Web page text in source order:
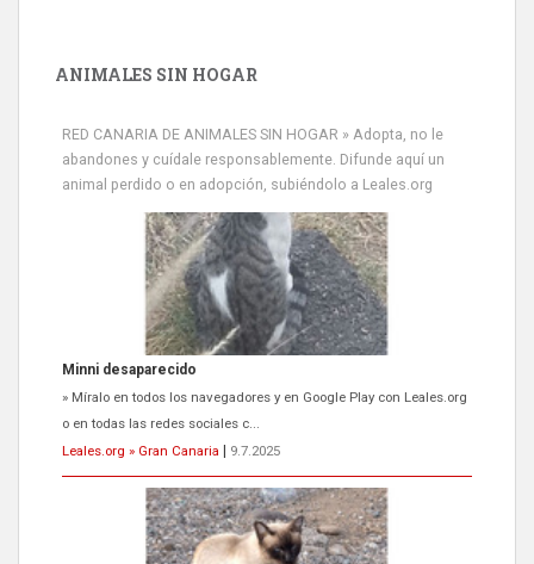
ANIMALES SIN HOGAR
RED CANARIA DE ANIMALES SIN HOGAR » Adopta, no le
abandones y cuídale responsablemente. Difunde aquí un
animal perdido o en adopción, subiéndolo a Leales.org
Minni desaparecido
» Míralo en todos los navegadores y en Google Play con Leales.org
o en todas las redes sociales c...
Leales.org » Gran Canaria
9.7.2025